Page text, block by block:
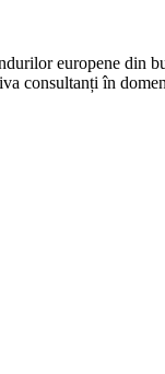
europene
consultanți în